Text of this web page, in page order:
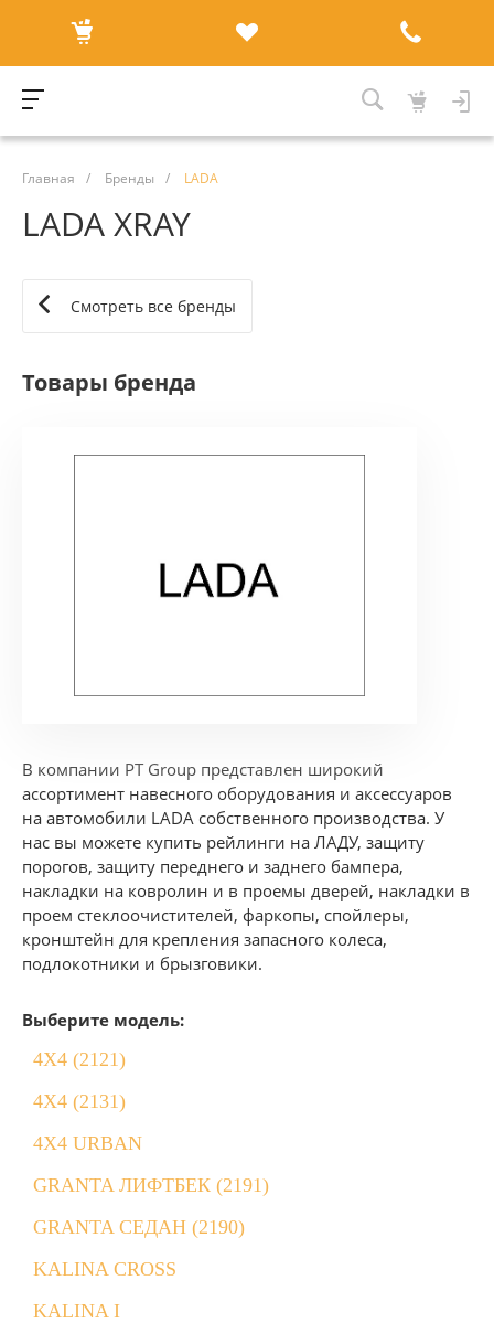
Главная / Бренды / LADA
LADA XRAY
Смотреть все бренды
Товары бренда
В компании PT Group представлен широкий
ассортимент навесного оборудования и аксессуаров
на автомобили LADA собственного производства. У
нас вы можете купить рейлинги на ЛАДУ, защиту
порогов, защиту переднего и заднего бампера,
накладки на ковролин и в проемы дверей, накладки в
проем стеклоочистителей, фаркопы, спойлеры,
кронштейн для крепления запасного колеса,
подлокотники и брызговики.
Выберите модель:
4X4 (2121)
4X4 (2131)
4X4 URBAN
GRANTA ЛИФТБЕК (2191)
GRANTA СЕДАН (2190)
KALINA CROSS
KALINA I